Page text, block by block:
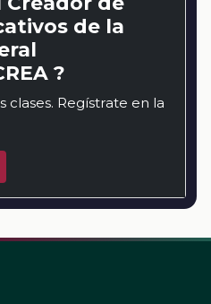
de la
?
clases. Regístrate en la